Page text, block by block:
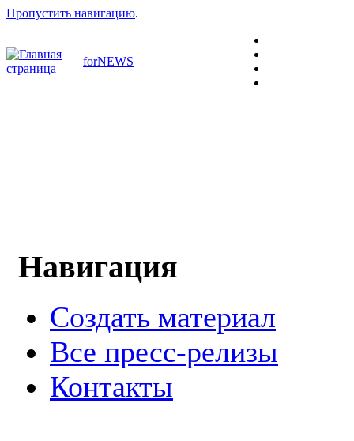
Пропустить навигацию.
forNEWS
Навигация
Создать материал
Все пресс-релизы
Контакты